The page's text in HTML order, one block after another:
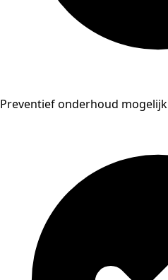
Preventief onderhoud mogelijk